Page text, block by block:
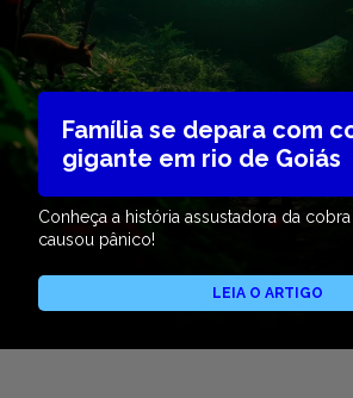
Família se depara com
gigante em rio de Goiás
Conheça a história assustadora da
causou pânico!
LEIA O ARTIGO